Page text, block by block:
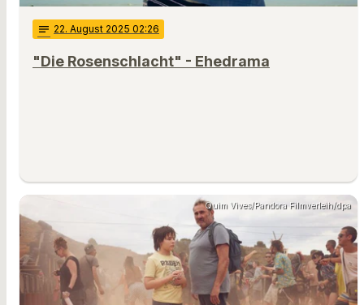
notes 22. August 2025 02:26
"Die Rosenschlacht" - Ehedrama
Quim Vives/Pandora Filmverleih/dpa